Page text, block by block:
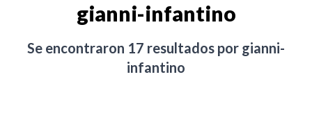
gianni-infantino
Se encontraron 17 resultados por gianni-
infantino